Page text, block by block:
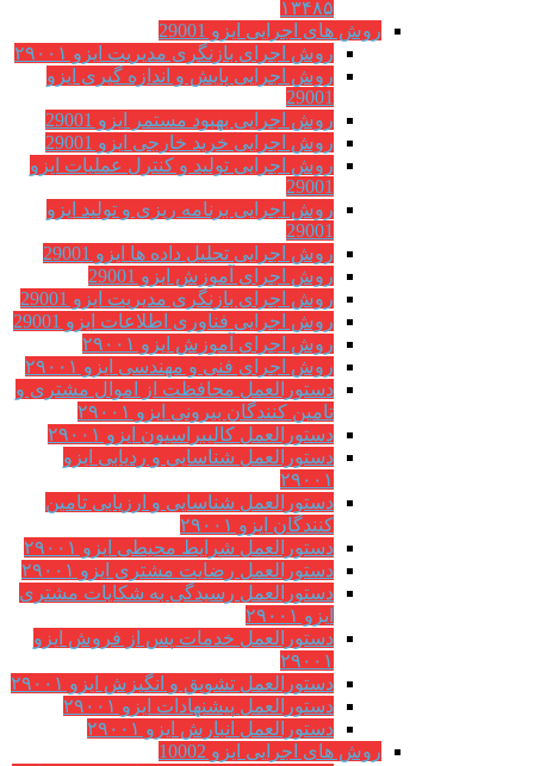
۱۳۴۸۵
روش های اجرایی ایزو 29001
روش اجرای بازنگری مدیریت ایزو ۲۹۰۰۱
روش اجرایی پایش و اندازه گیری ایزو
29001
روش اجرایی بهبود مستمر ایزو 29001
روش اجرایی خرید خارجی ایزو 29001
روش اجرایی تولید و کنترل عملیات ایزو
29001
روش اجرایی برنامه ریزی و تولید ایزو
29001
روش اجرایی تحلیل داده ها ایزو 29001
روش اجرای آموزش ایزو 29001
روش اجرای بازنگری مدیریت ایزو 29001
روش اجرایی فناوری اطلاعات ایزو 29001
روش اجرای آموزش ایزو ۲۹۰۰۱
روش اجرای فنی و مهندسی ایزو ۲۹۰۰۱
دستورالعمل محافظت از اموال مشتری و
تامین کنندگان بیرونی ایزو ۲۹۰۰۱
دستورالعمل کالیبراسیون ایزو ۲۹۰۰۱
دستورالعمل شناسایی و ردیابی ایزو
۲۹۰۰۱
دستورالعمل شناسایی و ارزیابی تامین
کنندگان ایزو ۲۹۰۰۱
دستورالعمل شرایط محیطی ایزو ۲۹۰۰۱
دستورالعمل رضایت مشتری ایزو ۲۹۰۰۱
دستورالعمل رسیدگی به شکایات مشتری
ایزو ۲۹۰۰۱
دستورالعمل خدمات پس از فروش ایزو
۲۹۰۰۱
دستورالعمل تشویق و انگیزش ایزو ۲۹۰۰۱
دستورالعمل پیشنهادات ایزو ۲۹۰۰۱
دستورالعمل انبارش ایزو ۲۹۰۰۱
روش های اجرایی ایزو 10002